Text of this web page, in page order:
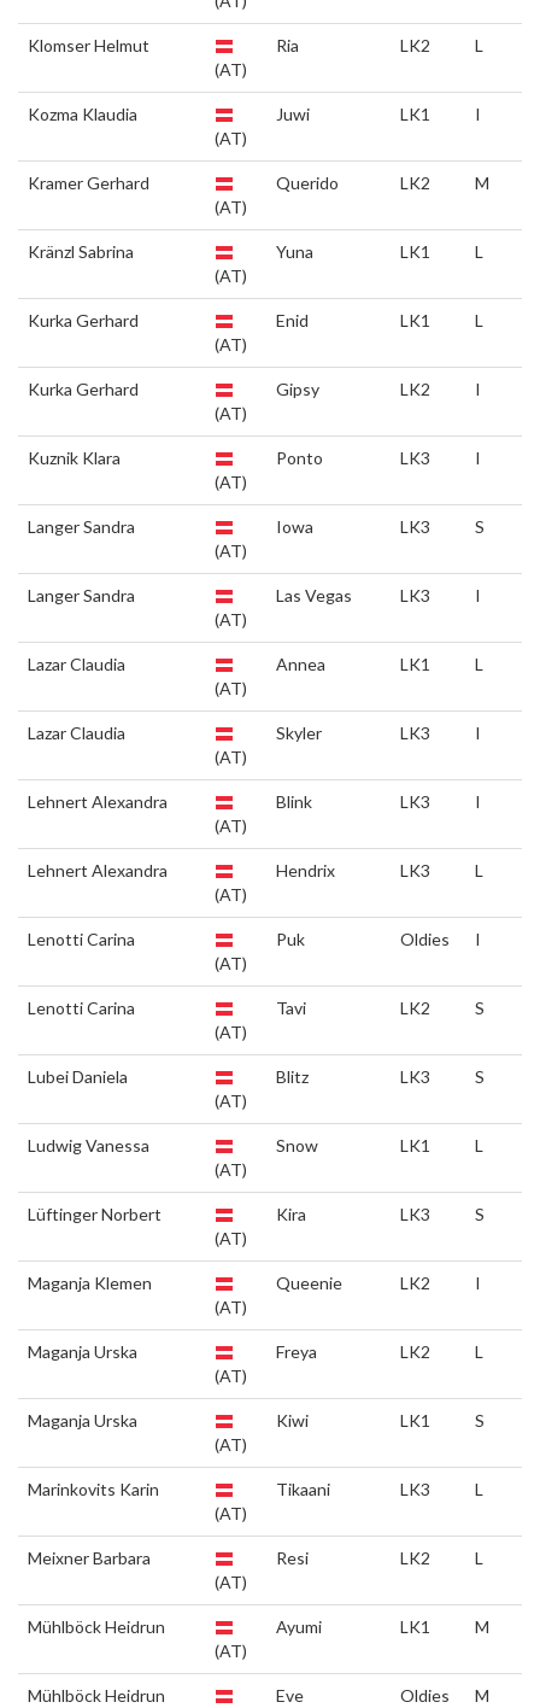
Klomser Helmut
(AT)
Ria LK2 L
Kozma Klaudia
(AT)
Juwi LK1 I
Kramer Gerhard
(AT)
Querido LK2 M
Kränzl Sabrina
(AT)
Yuna LK1 L
Kurka Gerhard
(AT)
Enid LK1 L
Kurka Gerhard
(AT)
Gipsy LK2 I
Kuznik Klara
(AT)
Ponto LK3 I
Langer Sandra
(AT)
Iowa LK3 S
Langer Sandra
(AT)
Las Vegas LK3 I
Lazar Claudia
(AT)
Annea LK1 L
Lazar Claudia
(AT)
Skyler LK3 I
Lehnert Alexandra
(AT)
Blink LK3 I
Lehnert Alexandra
(AT)
Hendrix LK3 L
Lenotti Carina
(AT)
Puk Oldies I
Lenotti Carina
(AT)
Tavi LK2 S
Lubei Daniela
(AT)
Blitz LK3 S
Ludwig Vanessa
(AT)
Snow LK1 L
Lüftinger Norbert
(AT)
Kira LK3 S
Maganja Klemen
(AT)
Queenie LK2 I
Maganja Urska
(AT)
Freya LK2 L
Maganja Urska
(AT)
Kiwi LK1 S
Marinkovits Karin
(AT)
Tikaani LK3 L
Meixner Barbara
(AT)
Resi LK2 L
Mühlböck Heidrun
(AT)
Ayumi LK1 M
Mühlböck Heidrun
Eve Oldies M